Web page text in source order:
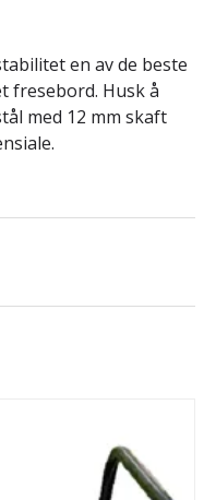
en av de beste
fresebord. Husk å
med 12 mm skaft